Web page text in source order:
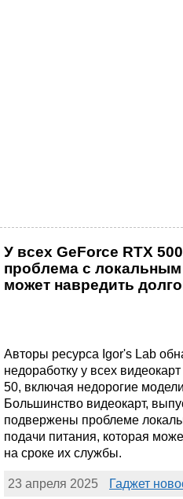
У всех GeForce RTX
проблема с локальным
может навредить
Авторы ресурса Igor's Lab
недоработку у всех
50, включая недорогие
Большинство видеокарт,
подвержены проблеме
подачи питания, которая
на сроке их службы.
23 апреля 2025 Гаджет